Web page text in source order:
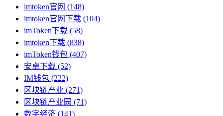
imtoken官网 (148)
imtoken官网下载 (104)
imToken下载 (58)
imtoken下载 (838)
imToken钱包 (407)
安卓下载 (52)
IM钱包 (222)
区块链产业 (271)
区块链产业园 (71)
数字经济 (141)